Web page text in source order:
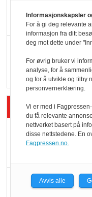
i
Siste artikler -
Informasjonskapsler
For å gi deg relevante
informasjon fra ditt
deg mot dette under
For øvrig bruker vi
analyse, for å
og for å utvikle og tilby
personvernerklæring.
Vi er med i
du få relevante
nettverket basert på
disse nettstedene. En
Fagpressen.no.
Avvis alle